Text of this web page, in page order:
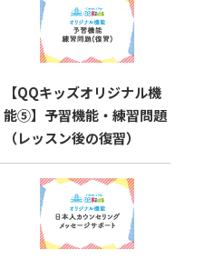
【QQキッズオリジナル機
能⑤】予習機能・練習問題
（レッスン後の復習）